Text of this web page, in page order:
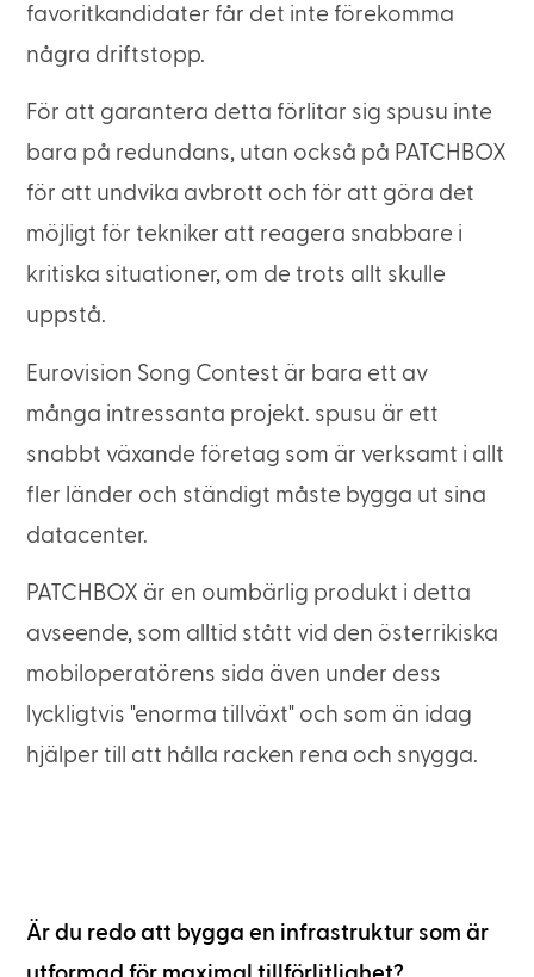
favoritkandidater får det inte förekomma
några driftstopp.
För att garantera detta förlitar sig spusu inte
bara på redundans, utan också på PATCHBOX
för att undvika avbrott och för att göra det
möjligt för tekniker att reagera snabbare i
kritiska situationer, om de trots allt skulle
uppstå.
Eurovision Song Contest är bara ett av
många intressanta projekt. spusu är ett
snabbt växande företag som är verksamt i allt
fler länder och ständigt måste bygga ut sina
datacenter.
PATCHBOX är en oumbärlig produkt i detta
avseende, som alltid stått vid den österrikiska
mobiloperatörens sida även under dess
lyckligtvis "enorma tillväxt" och som än idag
hjälper till att hålla racken rena och snygga.
Är du redo att bygga en infrastruktur som är